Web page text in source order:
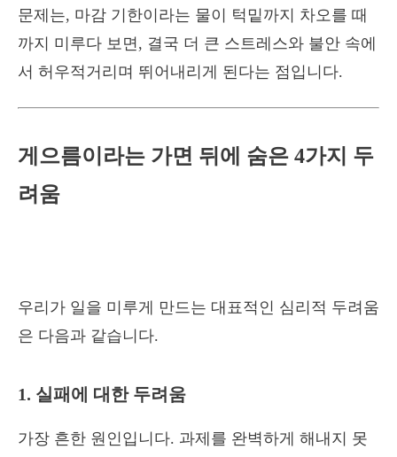
문제는, 마감 기한이라는 물이 턱밑까지 차오를 때
까지 미루다 보면, 결국 더 큰 스트레스와 불안 속에
서 허우적거리며 뛰어내리게 된다는 점입니다.
게으름이라는 가면 뒤에 숨은 4가지 두
려움
우리가 일을 미루게 만드는 대표적인 심리적 두려움
은 다음과 같습니다.
1. 실패에 대한 두려움
가장 흔한 원인입니다. 과제를 완벽하게 해내지 못